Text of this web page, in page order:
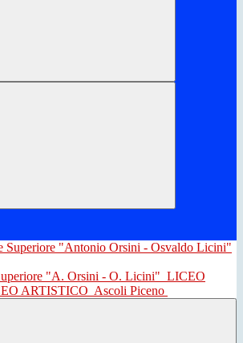
"A. Orsini - O. Licini" LICEO
ARTISTICO Ascoli Piceno